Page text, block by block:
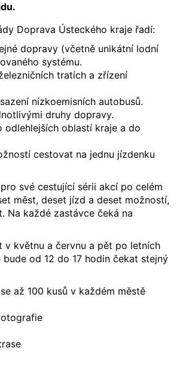
Doprava Ústeckého kraje řadí:
dopravy (včetně unikátní lodní
systému.
tratích a zřízení
nízkoemisních autobusů.
druhy dopravy.
odlehlejších oblastí kraje a do
cestovat na jednu jízdenku
své cestující sérii akcí po celém
měst, deset jízd a deset možností,
Na každé zastávce čeká na
v květnu a červnu a pět po letních
od 12 do 17 hodin čekat stejný
až 100 kusů v každém městě